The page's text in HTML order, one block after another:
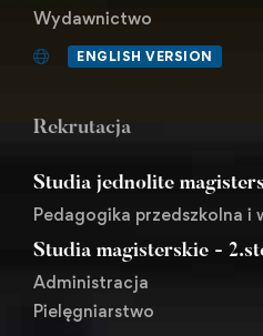
Wydawnictwo
ENGLISH VERSION
Rekrutacja
Studia jednolite
Pedagogika przedszkolna i
Studia magisterskie -
Administracja
Pielęgniarstwo